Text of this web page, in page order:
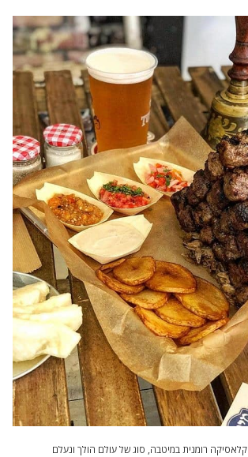
כשגיליתי ש-מיטש mitch קלאסיקה רומנית במיטבה, סוג של עולם הולך ונעלם